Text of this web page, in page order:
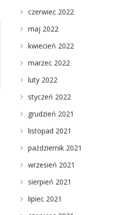
czerwiec 2022
maj 2022
kwiecień 2022
marzec 2022
luty 2022
styczeń 2022
grudzień 2021
listopad 2021
październik 2021
wrzesień 2021
sierpień 2021
lipiec 2021